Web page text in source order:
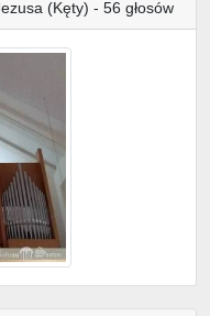
(Kęty) - 56 głosów